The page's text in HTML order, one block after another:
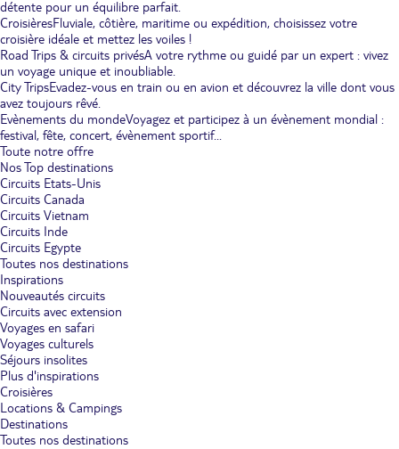
détente pour un équilibre parfait.
CroisièresFluviale, côtière, maritime ou expédition, choisissez votre
croisière idéale et mettez les voiles !
Road Trips & circuits privésA votre rythme ou guidé par un expert : vivez
un voyage unique et inoubliable.
City TripsEvadez-vous en train ou en avion et découvrez la ville dont vous
avez toujours rêvé.
Evènements du mondeVoyagez et participez à un évènement mondial :
festival, fête, concert, évènement sportif...
Toute notre offre
Nos Top destinations
Circuits Etats-Unis
Circuits Canada
Circuits Vietnam
Circuits Inde
Circuits Egypte
Toutes nos destinations
Inspirations
Nouveautés circuits
Circuits avec extension
Voyages en safari
Voyages culturels
Séjours insolites
Plus d'inspirations
Croisières
Locations & Campings
Destinations
Toutes nos destinations